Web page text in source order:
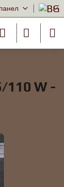
110 W -